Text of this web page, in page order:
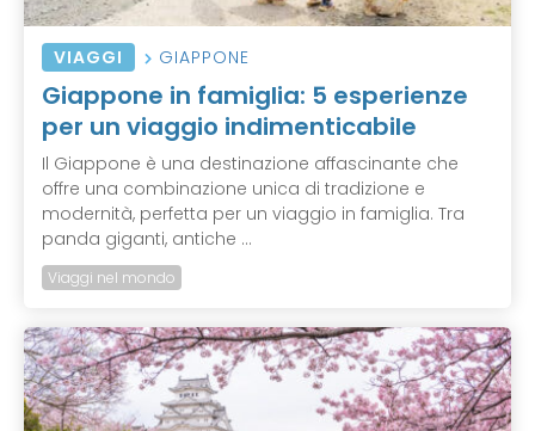
VIAGGI GIAPPONE
Giappone in famiglia: 5 esperienze
per un viaggio indimenticabile
Il Giappone è una destinazione affascinante che
offre una combinazione unica di tradizione e
modernità, perfetta per un viaggio in famiglia. Tra
panda giganti, antiche ...
Viaggi nel mondo